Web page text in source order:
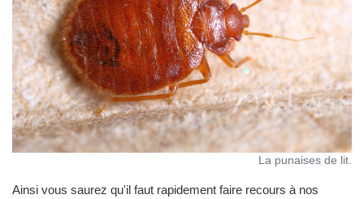
La punaises de lit.
Ainsi vous saurez qu'il faut rapidement faire recours à nos